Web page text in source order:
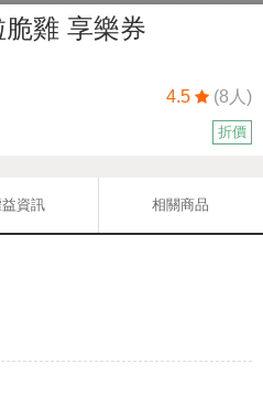
脆雞 享樂券
4.5 (8人)
折價
資訊 相關商品